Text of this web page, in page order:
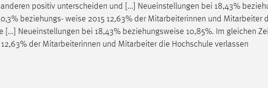
positiv unterscheiden und [...] Neueinstellungen bei 18,43%
beziehungs- weise 2015 12,63% der Mitarbeiterinnen und Mitarbeiter
[...] Neueinstellungen bei 18,43% beziehungsweise 10,85%. Im gleichen
12,63% der Mitarbeiterinnen und Mitarbeiter die Hochschule verlassen